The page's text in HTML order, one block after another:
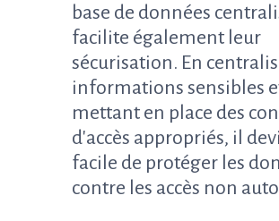
base de données
facilite également leur
sécurisation. En
informations sensibles
mettant en place des
d'accès appropriés, il
facile de protéger les
contre les accès non